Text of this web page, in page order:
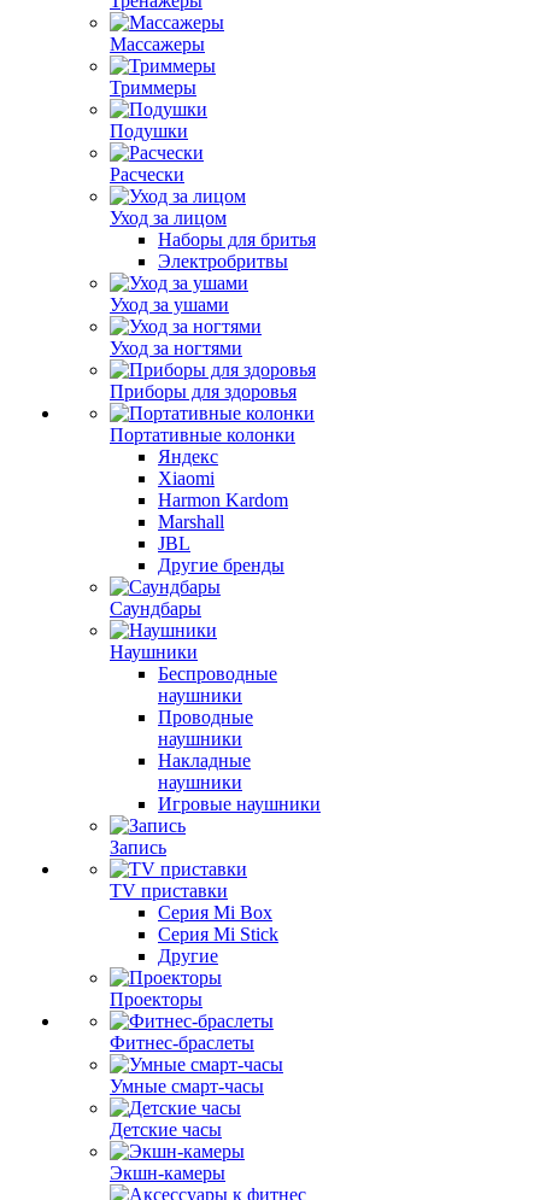
Массажеры
Триммеры
Подушки
Расчески
Уход за лицом
Наборы для бритья
Электробритвы
Уход за ушами
Уход за ногтями
Приборы для здоровья
Портативные колонки
Яндекс
Xiaomi
Harmon Kardom
Marshall
JBL
Другие бренды
Саундбары
Наушники
Беспроводные
наушники
Проводные
наушники
Накладные
наушники
Игровые наушники
Запись
TV приставки
Серия Mi Box
Серия Mi Stick
Другие
Проекторы
Фитнес-браслеты
Умные смарт-часы
Детские часы
Экшн-камеры